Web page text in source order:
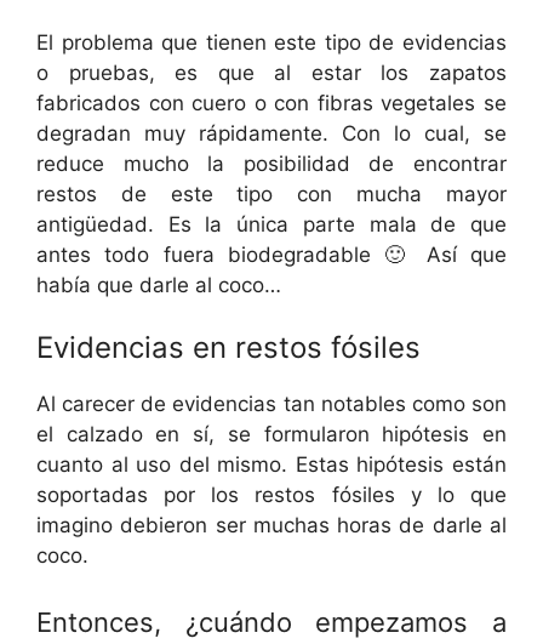
El problema que tienen este tipo de evidencias
o pruebas, es que al estar los zapatos
fabricados con cuero o con fibras vegetales se
degradan muy rápidamente. Con lo cual, se
reduce mucho la posibilidad de encontrar
restos de este tipo con mucha mayor
antigüedad. Es la única parte mala de que
antes todo fuera biodegradable 🙂 Así que
había que darle al coco…
Evidencias en restos fósiles
Al carecer de evidencias tan notables como son
el calzado en sí, se formularon hipótesis en
cuanto al uso del mismo. Estas hipótesis están
soportadas por los restos fósiles y lo que
imagino debieron ser muchas horas de darle al
coco.
Entonces, ¿cuándo empezamos a